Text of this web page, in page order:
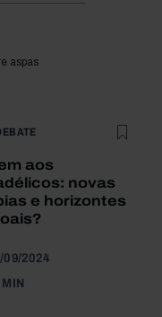
aspas
aos
novas
e horizontes
09/2024
MIN